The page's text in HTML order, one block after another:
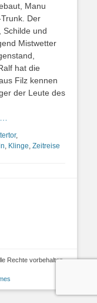
Manu
Der
Schilde und
Mistwetter
hat die
Filz kennen
der Leute des
,
Klinge Zeitreise
Rechte vorbehalten.